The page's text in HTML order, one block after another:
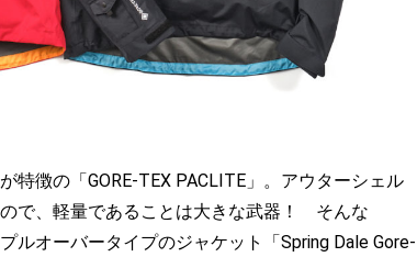
徴の「GORE-TEX PACLITE」。アウターシェル
で、軽量であることは大きな武器！ そんな
プルオーバータイプのジャケット「Spring Dale Gore-